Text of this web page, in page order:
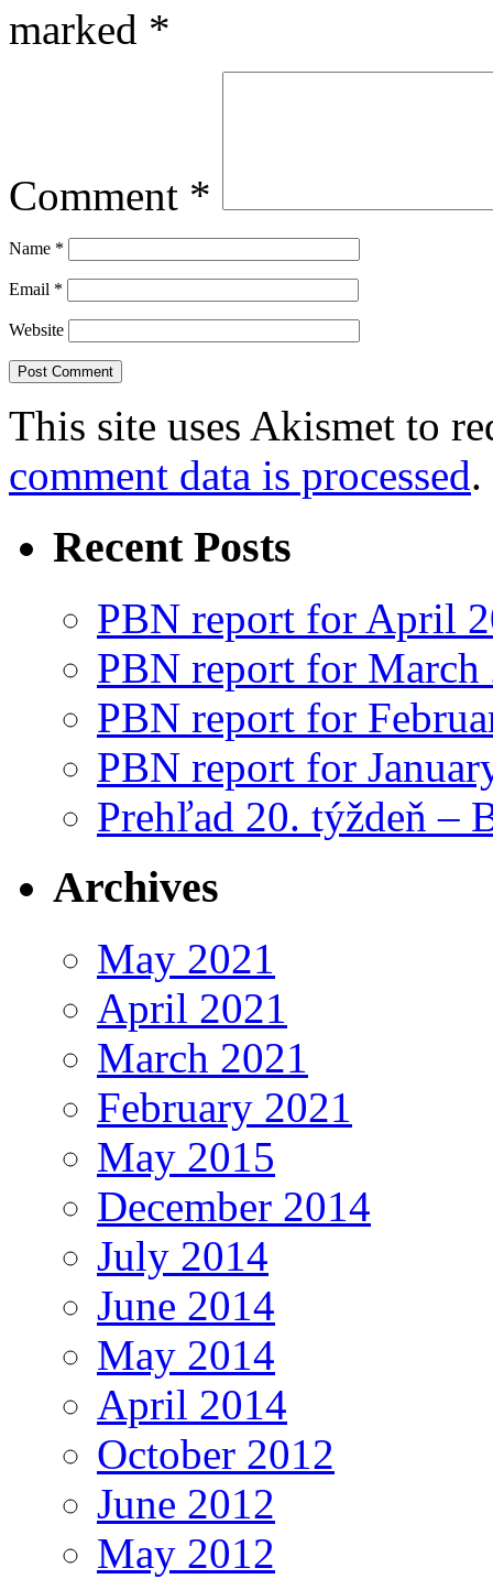
marked *
Comment *
Name *
Email *
Website
This site uses Akismet to
comment data is processed.
Recent Posts
PBN report for April
PBN report for March
PBN report for
PBN report for
Prehľad 20. týždeň –
Archives
May 2021
April 2021
March 2021
February 2021
May 2015
December 2014
July 2014
June 2014
May 2014
April 2014
October 2012
June 2012
May 2012